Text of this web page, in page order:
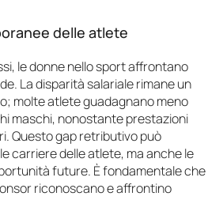
delle atlete
le donne nello sport affrontano
La disparità salariale rimane un
molte atlete guadagnano meno
maschi, nonostante prestazioni
Questo gap retributivo può
carriere delle atlete, ma anche le
future. È fondamentale che
riconoscano e affrontino